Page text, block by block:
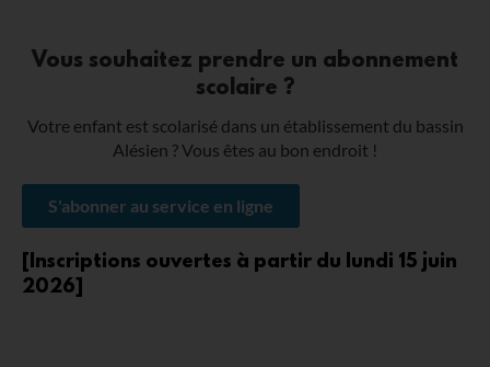
Vous souhaitez prendre un abonnement
scolaire ?
Votre enfant est scolarisé dans un établissement du bassin
Alésien ? Vous êtes au bon endroit !
S'abonner au service en ligne
[Inscriptions ouvertes à partir du lundi 15 juin
2026]